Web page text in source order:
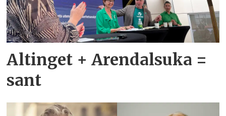
Altinget + Arendalsuka =
sant